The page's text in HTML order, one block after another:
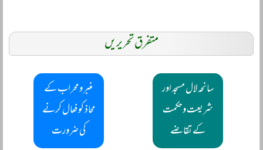
متفرق تحریریں
سانحہ لال مسجد اور
شریعت وحکمت
کے تقاضے
منبر و محراب کے
محاذ کو فعال کرنے
کی ضرورت